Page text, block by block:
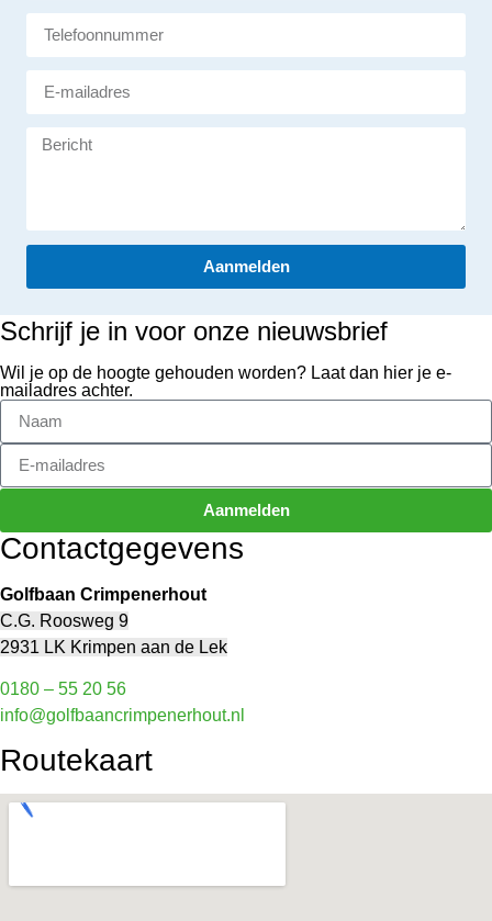
Aanmelden
Schrijf je in voor onze nieuwsbrief
Wil je op de hoogte gehouden worden? Laat dan hier je e-
mailadres achter.
Aanmelden
Contactgegevens
Golfbaan Crimpenerhout
C.G. Roosweg 9
2931 LK Krimpen aan de Lek
0180 – 55 20 56
info@golfbaancrimpenerhout.nl
Routekaart